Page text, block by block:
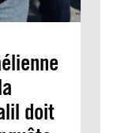
doit